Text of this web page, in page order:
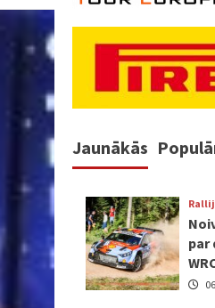
Jaunākās
par